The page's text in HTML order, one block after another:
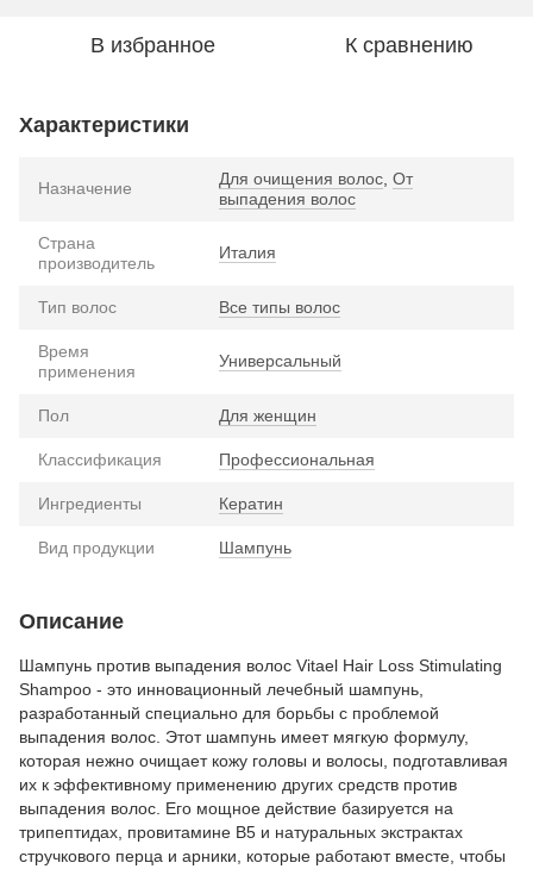
В избранное К сравнению
Характеристики
Назначение Для очищения волос, От
выпадения волос
Страна
производитель
Италия
Тип волос Все типы волос
Время
применения
Универсальный
Пол Для женщин
Классификация Профессиональная
Ингредиенты Кератин
Вид продукции Шампунь
Описание
Шампунь против выпадения волос Vitael Hair Loss Stimulating
Shampoo - это инновационный лечебный шампунь,
разработанный специально для борьбы с проблемой
выпадения волос. Этот шампунь имеет мягкую формулу,
которая нежно очищает кожу головы и волосы, подготавливая
их к эффективному применению других средств против
выпадения волос. Его мощное действие базируется на
трипептидах, провитамине В5 и натуральных экстрактах
стручкового перца и арники, которые работают вместе, чтобы